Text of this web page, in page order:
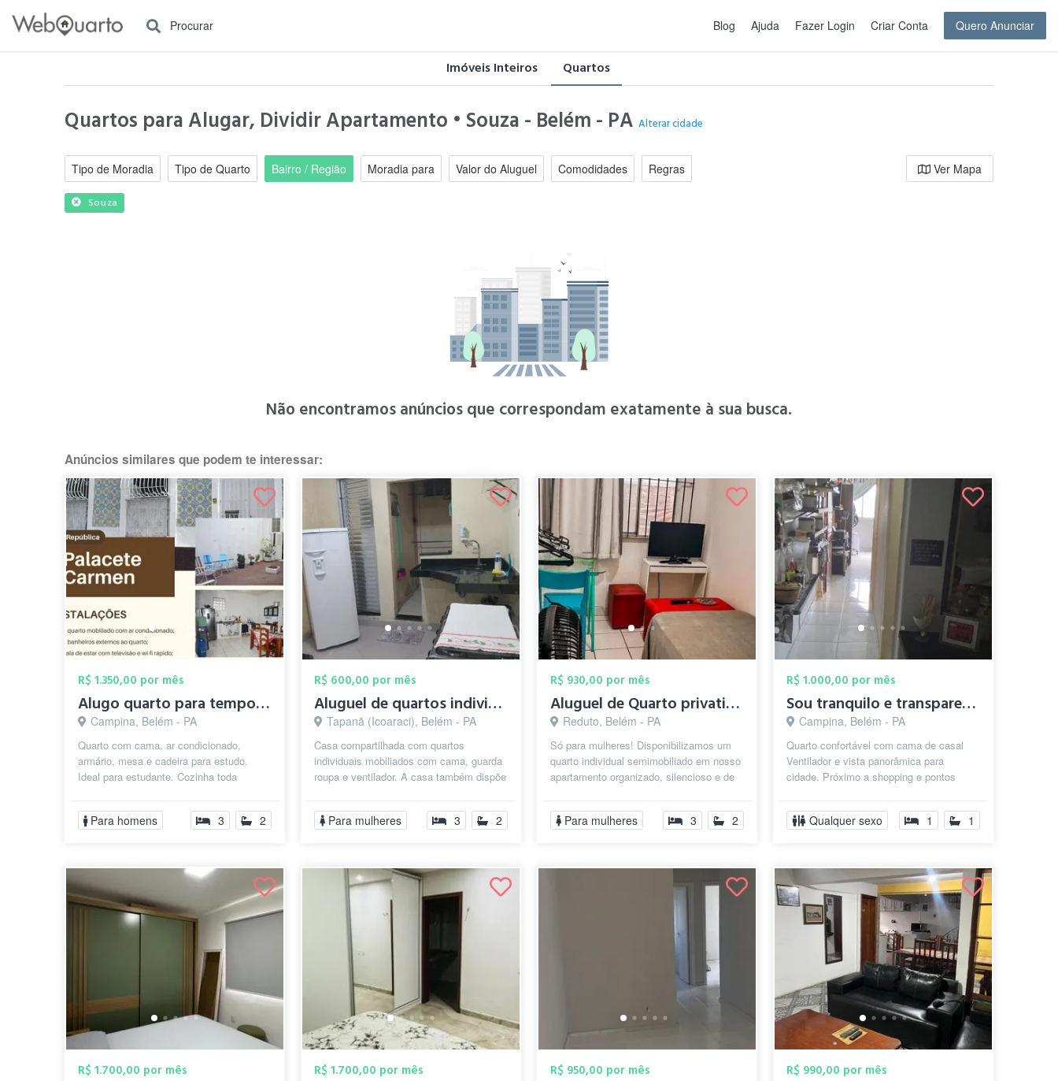
Procurar Blog Ajuda Fazer Login Criar Conta Quero Anunciar
Imóveis Inteiros Quartos
Quartos para Alugar, Dividir Apartamento • Souza - Belém - PAAlterar cidade
Tipo de Moradia Tipo de Quarto Bairro / Região Moradia para Valor do Aluguel Comodidades Regras Ver Mapa
Souza
Não encontramos anúncios que correspondam exatamente à sua busca.
Anúncios similares que podem te interessar:
R$ 1.350,00 por mês
Alugo quarto para temporada
Campina, Belém - PA
Quarto com cama, ar condicionado,
armário, mesa e cadeira para estudo.
Ideal para estudante. Cozinha toda
panelas, gel...
Para homens 3 2
R$ 600,00 por mês
Aluguel de quartos individuais para mulh...
Tapanã (Icoaraci), Belém - PA
Casa compartilhada com quartos
individuais mobiliados com cama, guarda
roupa e ventilador. A casa também dispõe
Para mulheres 3 2
R$ 930,00 por mês
Aluguel de Quarto privativo semimobiliad...
Reduto, Belém - PA
Só para mulheres! Disponibilizamos um
quarto individual semimobiliado em nosso
apartamento organizado, silencioso e de
Para mulheres 3 2
R$ 1.000,00 por mês
Sou tranquilo e transparente
Campina, Belém - PA
Quarto confortável com cama de casal
Ventilador e vista panorâmica para
cidade. Próximo a shopping e pontos
Qualquer sexo 1 1
R$ 1.700,00 por mês R$ 1.700,00 por mês R$ 950,00 por mês R$ 990,00 por mês